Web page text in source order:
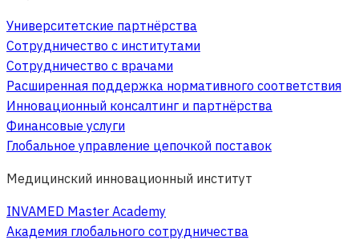
Университетские партнёрства
Сотрудничество с институтами
Сотрудничество с врачами
Расширенная поддержка нормативного соответствия
Инновационный консалтинг и партнёрства
Финансовые услуги
Глобальное управление цепочкой поставок
Медицинский инновационный институт
INVAMED Master Academy
Академия глобального сотрудничества